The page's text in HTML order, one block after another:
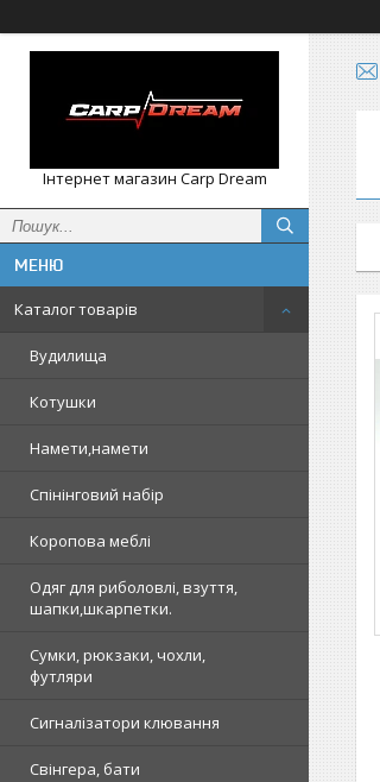
Інтернет магазин Carp Dream
Каталог товарів
Вудилища
Котушки
Намети,намети
Спінінговий набір
Коропова меблі
Одяг для риболовлі, взуття,
шапки,шкарпетки.
Сумки, рюкзаки, чохли,
футляри
Сигналізатори клювання
Свінгера, бати